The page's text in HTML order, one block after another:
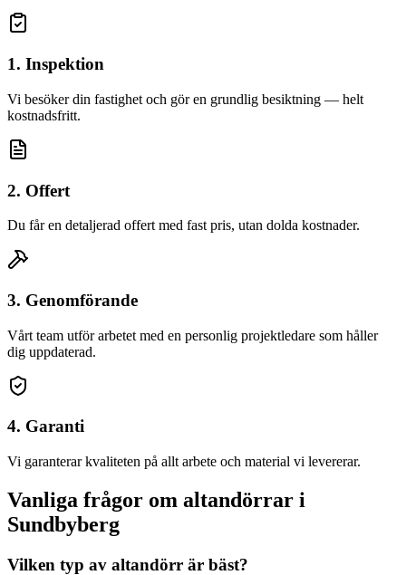
1. Inspektion
Vi besöker din fastighet och gör en grundlig besiktning — helt
kostnadsfritt.
2. Offert
Du får en detaljerad offert med fast pris, utan dolda kostnader.
3. Genomförande
Vårt team utför arbetet med en personlig projektledare som håller
dig uppdaterad.
4. Garanti
Vi garanterar kvaliteten på allt arbete och material vi levererar.
Vanliga frågor om altandörrar i
Sundbyberg
Vilken typ av altandörr är bäst?